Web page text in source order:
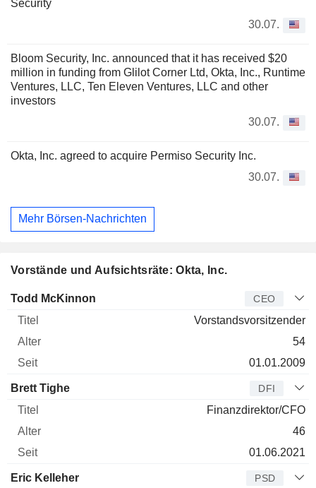
Security
30.07.
Bloom Security, Inc. announced that it has received $20
million in funding from Glilot Corner Ltd, Okta, Inc., Runtime
Ventures, LLC, Ten Eleven Ventures, LLC and other
investors
30.07.
Okta, Inc. agreed to acquire Permiso Security Inc.
30.07.
Mehr Börsen-Nachrichten
Vorstände und Aufsichtsräte: Okta, Inc.
Manager Titel Alter
Todd McKinnon CEO
Vorstandsvorsitzender
54
01.01.2009
Brett Tighe DFI
Finanzdirektor/CFO
46
01.06.2021
Eric Kelleher PSD